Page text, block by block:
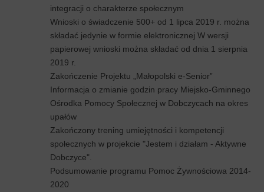
integracji o charakterze społecznym
Wnioski o świadczenie 500+ od 1 lipca 2019 r. można
składać jedynie w formie elektronicznej W wersji
papierowej wnioski można składać od dnia 1 sierpnia
2019 r.
Zakończenie Projektu „Małopolski e-Senior”
Informacja o zmianie godzin pracy Miejsko-Gminnego
Ośrodka Pomocy Społecznej w Dobczycach na okres
upałów
Zakończony trening umiejętności i kompetencji
społecznych w projekcie "Jestem i działam - Aktywne
Dobczyce".
Podsumowanie programu Pomoc Żywnościowa 2014-
2020